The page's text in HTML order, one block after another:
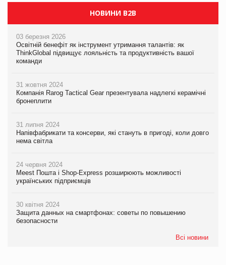
НОВИНИ B2B
03 березня 2026
Освітній бенефіт як інструмент утримання талантів: як
ThinkGlobal підвищує лояльність та продуктивність вашої
команди
31 жовтня 2024
Компанія Rarog Tactical Gear презентувала надлегкі керамічні
бронеплити
31 липня 2024
Напівфабрикати та консерви, які стануть в пригоді, коли довго
нема світла
24 червня 2024
Meest Пошта і Shop-Express розширюють можливості
українських підприємців
30 квітня 2024
Защита данных на смартфонах: советы по повышению
безопасности
Всі новини